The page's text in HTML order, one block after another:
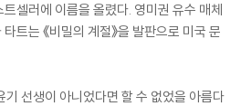
셀러에 이름을 올렸다. 영미권 유수 매체
는 《비밀의 계절》을 발판으로 미국 문
선생이 아니었다면 할 수 없었을 아름다